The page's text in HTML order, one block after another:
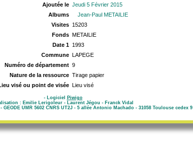
Ajoutée le Jeudi 5 Février 2015
Albums
Jean-Paul METAILIE
Visites 15203
Fonds METAILIE
Date 1 1993
Commune LAPEGE
Numéro de département 9
Nature de la ressource Tirage papier
visé ou point de visée Lieu visé
- Logiciel
Piwigo
: Emilie Lerigoleur - Laurent Jégou - Franck Vidal
GEODE UMR 5602 CNRS UT2J - 5 allée Antonio Machado - 31058 Toulouse cedex 9